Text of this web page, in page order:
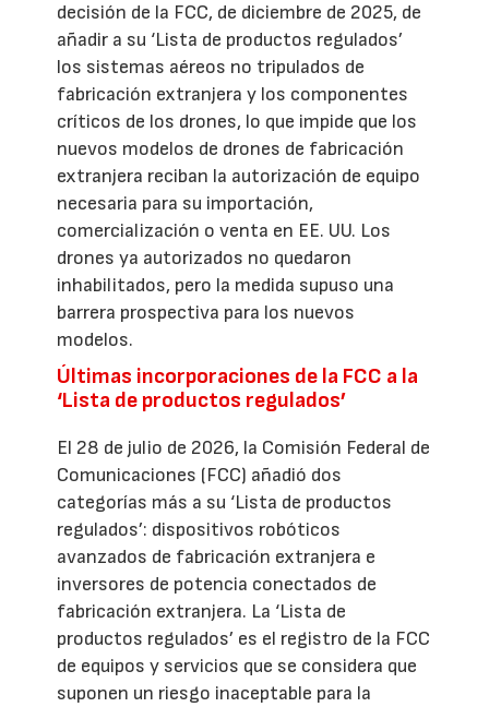
decisión de la FCC, de diciembre de 2025, de
añadir a su ‘Lista de productos regulados’
los sistemas aéreos no tripulados de
fabricación extranjera y los componentes
críticos de los drones, lo que impide que los
nuevos modelos de drones de fabricación
extranjera reciban la autorización de equipo
necesaria para su importación,
comercialización o venta en EE. UU. Los
drones ya autorizados no quedaron
inhabilitados, pero la medida supuso una
barrera prospectiva para los nuevos
modelos.
Últimas incorporaciones de la FCC a la
‘Lista de productos regulados’
El 28 de julio de 2026, la Comisión Federal de
Comunicaciones (FCC) añadió dos
categorías más a su ‘Lista de productos
regulados’: dispositivos robóticos
avanzados de fabricación extranjera e
inversores de potencia conectados de
fabricación extranjera. La ‘Lista de
productos regulados’ es el registro de la FCC
de equipos y servicios que se considera que
suponen un riesgo inaceptable para la